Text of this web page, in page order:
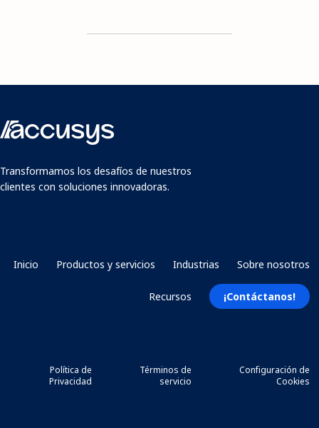
Transformamos los desafíos de nuestros
clientes con soluciones innovadoras.
Inicio Productos y servicios Industrias Sobre nosotros
Recursos ¡Contáctanos!
Política de
Privacidad
Términos de
servicio
Configuración de
Cookies